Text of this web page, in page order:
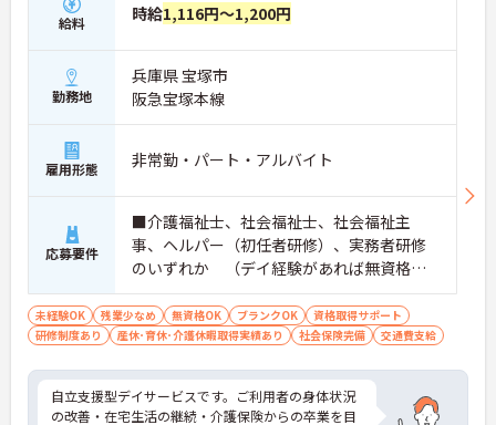
給料 時給1,116円～1,200円
勤務地
兵庫県 宝塚市
阪急宝塚本線
雇用形態 非常勤・パート・アルバイト
応募要件
■介護福祉士、社会福祉士、社会福祉主
事、ヘルパー（初任者研修）、実務者研修
のいずれか （デイ経験があれば無資格の
応募可） ※現場未経験・ブランクOK、土日
祝の勤務が可能な方優遇 ■普通自動車運転
免許（ペーパー不可）
未経験OK 残業少なめ 無資格OK ブランクOK
資格取得サポート
研修制度あり
産休･育休･介護休暇取得実績あり 社会保険完備 交通費支給
自立支援型デイサービスです。ご利用者の身体状況
の改善・在宅生活の継続・介護保険からの卒業を目